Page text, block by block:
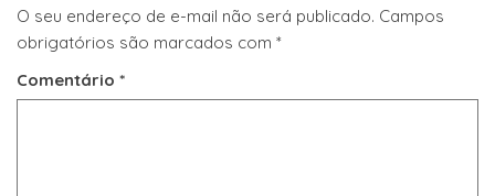
O seu endereço de e-mail não será publicado. Campos
obrigatórios são marcados com *
Comentário *